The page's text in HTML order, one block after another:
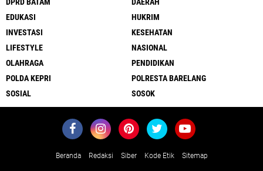
DPRD BATAM
DAERAH
EDUKASI
HUKRIM
INVESTASI
KESEHATAN
LIFESTYLE
NASIONAL
OLAHRAGA
PENDIDIKAN
POLDA KEPRI
POLRESTA BARELANG
SOSIAL
SOSOK
Beranda Redaksi Siber Kode Etik Sitemap